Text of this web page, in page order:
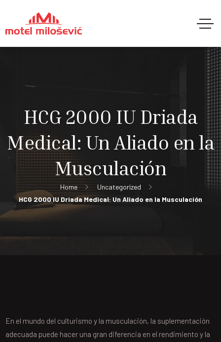
HCG 2000 IU Driada
Medical: Un Aliado en la
Musculación
Home
Uncategorized
HCG 2000 IU Driada Medical: Un Aliado en la Musculación
En el mundo del culturismo y la musculación, la suplementación
adecuada puede hacer una gran diferencia en el rendimiento y la